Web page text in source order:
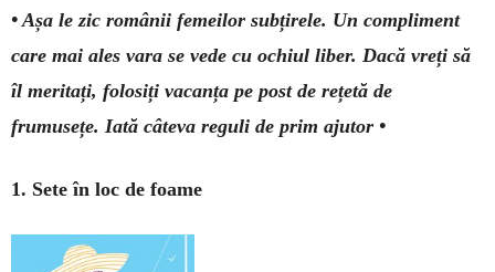
• Așa le zic românii femeilor subțirele. Un compliment
care mai ales vara se vede cu ochiul liber. Dacă vreți să
îl meritați, folosiți vacanța pe post de rețetă de
frumusețe. Iată câteva reguli de prim ajutor •
1. Sete în loc de foame